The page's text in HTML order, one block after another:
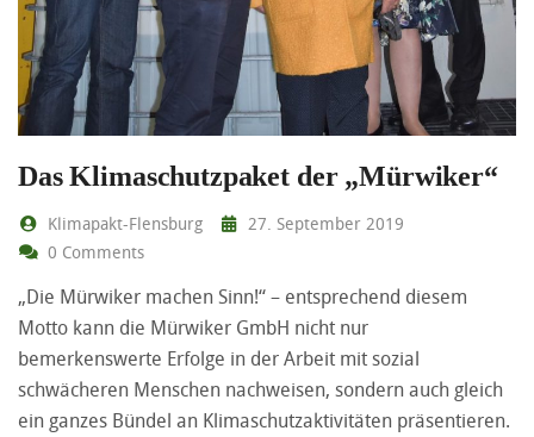
Das Klimaschutzpaket der „Mürwiker“
Klimapakt-Flensburg
27. September 2019
0 Comments
„Die Mürwiker machen Sinn!“ – entsprechend diesem
Motto kann die Mürwiker GmbH nicht nur
bemerkenswerte Erfolge in der Arbeit mit sozial
schwächeren Menschen nachweisen, sondern auch gleich
ein ganzes Bündel an Klimaschutzaktivitäten präsentieren.